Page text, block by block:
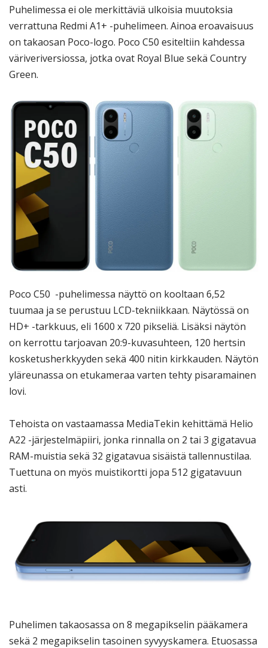
Puhelimessa ei ole merkittäviä ulkoisia muutoksia
verrattuna Redmi A1+ -puhelimeen. Ainoa eroavaisuus
on takaosan Poco-logo. Poco C50 esiteltiin kahdessa
väriveriversiossa, jotka ovat Royal Blue sekä Country
Green.
Poco C50 -puhelimessa näyttö on kooltaan 6,52
tuumaa ja se perustuu LCD-tekniikkaan. Näytössä on
HD+ -tarkkuus, eli 1600 x 720 pikseliä. Lisäksi näytön
on kerrottu tarjoavan 20:9-kuvasuhteen, 120 hertsin
kosketusherkkyyden sekä 400 nitin kirkkauden. Näytön
yläreunassa on etukameraa varten tehty pisaramainen
lovi.
Tehoista on vastaamassa MediaTekin kehittämä Helio
A22 -järjestelmäpiiri, jonka rinnalla on 2 tai 3 gigatavua
RAM-muistia sekä 32 gigatavua sisäistä tallennustilaa.
Tuettuna on myös muistikortti jopa 512 gigatavuun
asti.
Puhelimen takaosassa on 8 megapikselin pääkamera
sekä 2 megapikselin tasoinen syvyyskamera. Etuosassa